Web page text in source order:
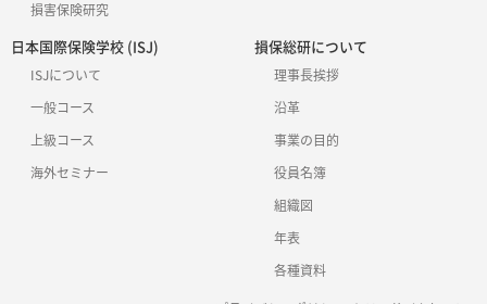
損害保険研究
日本国際保険学校 (ISJ)
ISJについて
一般コース
上級コース
海外セミナー
損保総研について
理事長挨拶
沿革
事業の目的
役員名簿
組織図
年表
各種資料